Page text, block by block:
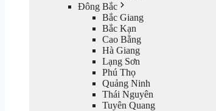
Đông Bắc
Bắc Giang
Bắc Kạn
Cao Bằng
Hà Giang
Lạng Sơn
Phú Thọ
Quảng Ninh
Thái Nguyên
Tuyên Quang